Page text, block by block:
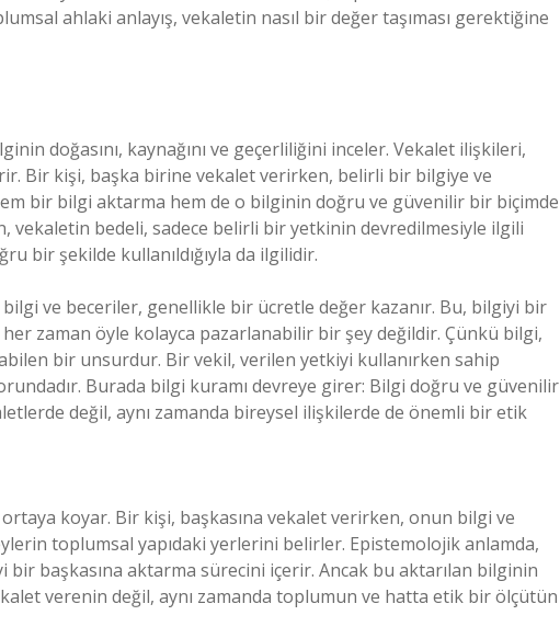
ahlaki anlayış, vekaletin nasıl bir değer taşıması gerektiğine
doğasını, kaynağını ve geçerliliğini inceler. Vekalet ilişkileri,
Bir kişi, başka birine vekalet verirken, belirli bir bilgiye ve
bir bilgi aktarma hem de o bilginin doğru ve güvenilir bir biçimde
vekaletin bedeli, sadece belirli bir yetkinin devredilmesiyle ilgili
bir şekilde kullanıldığıyla da ilgilidir.
ve beceriler, genellikle bir ücretle değer kazanır. Bu, bilgiyi bir
zaman öyle kolayca pazarlanabilir bir şey değildir. Çünkü bilgi,
bir unsurdur. Bir vekil, verilen yetkiyi kullanırken sahip
Burada bilgi kuramı devreye girer: Bilgi doğru ve güvenilir
değil, aynı zamanda bireysel ilişkilerde de önemli bir etik
koyar. Bir kişi, başkasına vekalet verirken, onun bilgi ve
toplumsal yapıdaki yerlerini belirler. Epistemolojik anlamda,
başkasına aktarma sürecini içerir. Ancak bu aktarılan bilginin
verenin değil, aynı zamanda toplumun ve hatta etik bir ölçütün